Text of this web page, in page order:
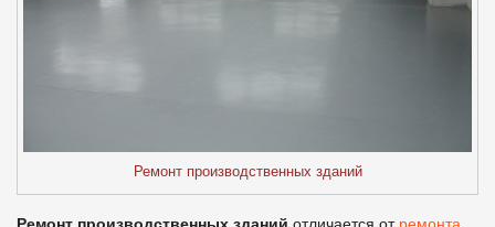
Ремонт производственных зданий